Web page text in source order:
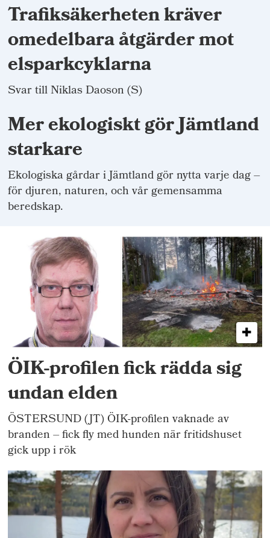
Trafiksäkerheten kräver
omedelbara åtgärder mot
elsparkcyklarna
Svar till Niklas Daoson (S)
Mer ekologiskt gör Jämtland
starkare
Ekologiska gårdar i Jämtland gör nytta varje dag –
för djuren, naturen, och vår gemensamma
beredskap.
ÖIK-profilen fick rädda sig
undan elden
ÖSTERSUND (JT) ÖIK-profilen vaknade av
branden – fick fly med hunden när fritidshuset
gick upp i rök